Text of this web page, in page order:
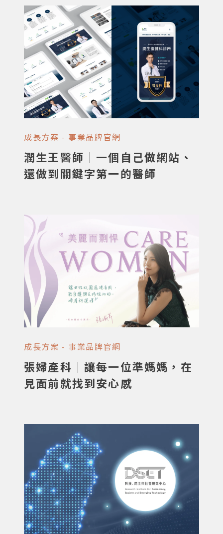
成長方案 - 事業品牌官網
潤生王醫師｜一個自己做網站、
還做到關鍵字第一的醫師
成長方案 - 事業品牌官網
張婦產科｜讓每一位準媽媽，在
見面前就找到安心感